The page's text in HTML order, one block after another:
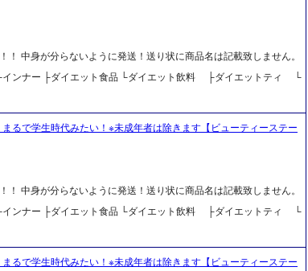
中身が分らないように発送！送り状に商品名は記載致しません。
インナー ├ダイエット食品 └ダイエット飲料 ├ダイエットティ └
で学生時代みたい！※未成年者は除きます【ビューティーステー
中身が分らないように発送！送り状に商品名は記載致しません。
インナー ├ダイエット食品 └ダイエット飲料 ├ダイエットティ └
で学生時代みたい！※未成年者は除きます【ビューティーステー